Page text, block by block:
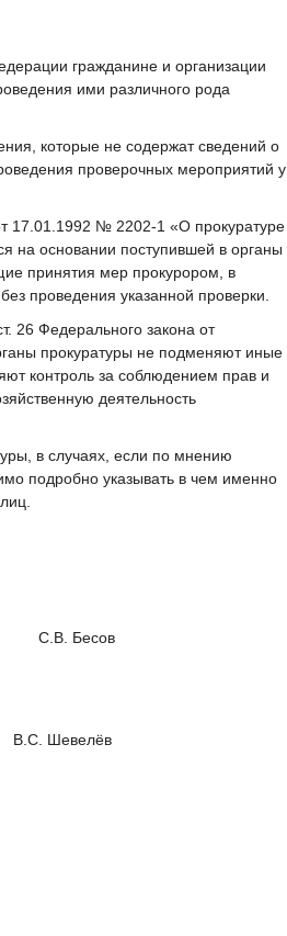
гражданине и организации
ими различного рода
которые не содержат сведений о
проверочных мероприятий у
17.01.1992 № 2202-1 «О прокуратуре
на основании поступившей в органы
принятия мер прокурором, в
проведения указанной проверки.
26 Федерального закона от
прокуратуры не подменяют иные
контроль за соблюдением прав и
деятельность
в случаях, если по мнению
подробно указывать в чем именно
Бесов